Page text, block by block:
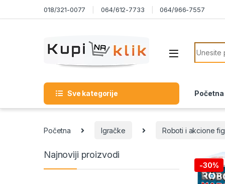
Skip to navigation018/321-0077 064/612-7733 064/966-7557
Search
Sve kategorije Početna
Početna Igračke Roboti i akcione
-30%
Najnoviji proizvodi